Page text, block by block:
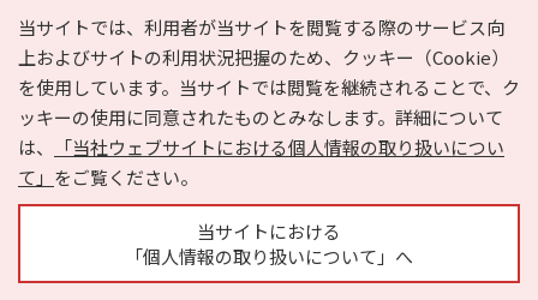
当サイトでは、利用者が当サイトを閲覧する際のサービス向
上およびサイトの利用状況把握のため、クッキー（Cookie）
を使用しています。当サイトでは閲覧を継続されることで、ク
ッキーの使用に同意されたものとみなします。詳細について
は、
「当社ウェブサイトにおける個人情報の取り扱いについ
て」 をご覧ください。
当サイトにおける
「個人情報の取り扱いについて」へ
サイトの内容に関するお問い合わせ
Copyright © HYOJITO.Co.,Ltd. All Rights Reserved.